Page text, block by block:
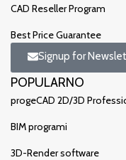
CAD Reseller Program
Best Price Guarantee
Signup for
POPULARNO
progeCAD 2D/3D
BIM programi
3D-Render software